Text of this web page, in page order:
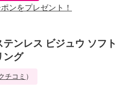
ンをプレゼント！
ンレス ビジュウ ソフト
ング
チコミ ）